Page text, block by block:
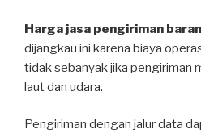
Harga jasa pengiriman
dijangkau ini karena biaya
tidak sebanyak jika pengiriman
laut dan udara.
Pengiriman dengan jalur data